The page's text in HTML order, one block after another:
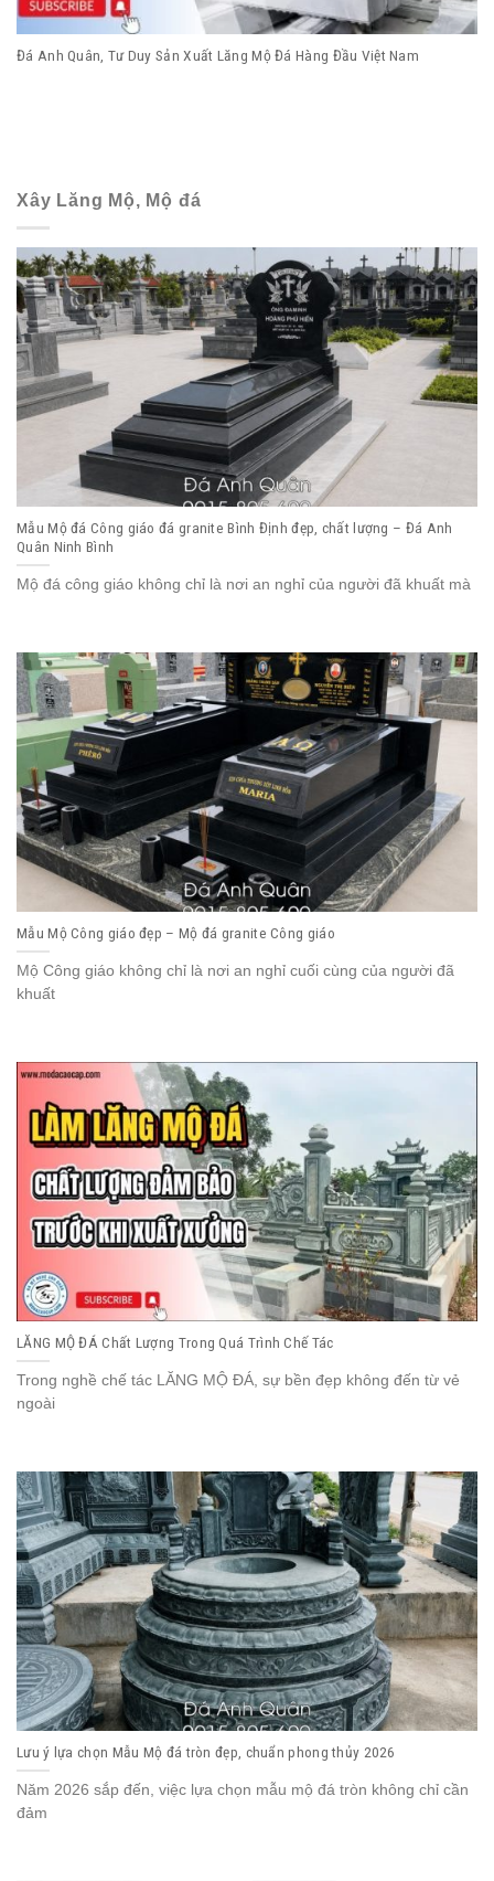
Đá Anh Quân, Tư Duy Sản Xuất Lăng Mộ Đá Hàng Đầu Việt Nam
Xây Lăng Mộ, Mộ đá
Mẫu Mộ đá Công giáo đá granite Bình Định đẹp, chất lượng – Đá Anh
Quân Ninh Bình
Mộ đá công giáo không chỉ là nơi an nghỉ của người đã khuất mà
Mẫu Mộ Công giáo đẹp – Mộ đá granite Công giáo
Mộ Công giáo không chỉ là nơi an nghỉ cuối cùng của người đã
khuất
LĂNG MỘ ĐÁ Chất Lượng Trong Quá Trình Chế Tác
Trong nghề chế tác LĂNG MỘ ĐÁ, sự bền đẹp không đến từ vẻ
ngoài
Lưu ý lựa chọn Mẫu Mộ đá tròn đẹp, chuẩn phong thủy 2026
Năm 2026 sắp đến, việc lựa chọn mẫu mộ đá tròn không chỉ cần
đảm